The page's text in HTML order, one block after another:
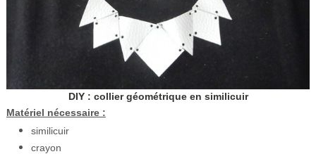
DIY : collier géométrique en similicuir
Matériel nécessaire :
similicuir
crayon